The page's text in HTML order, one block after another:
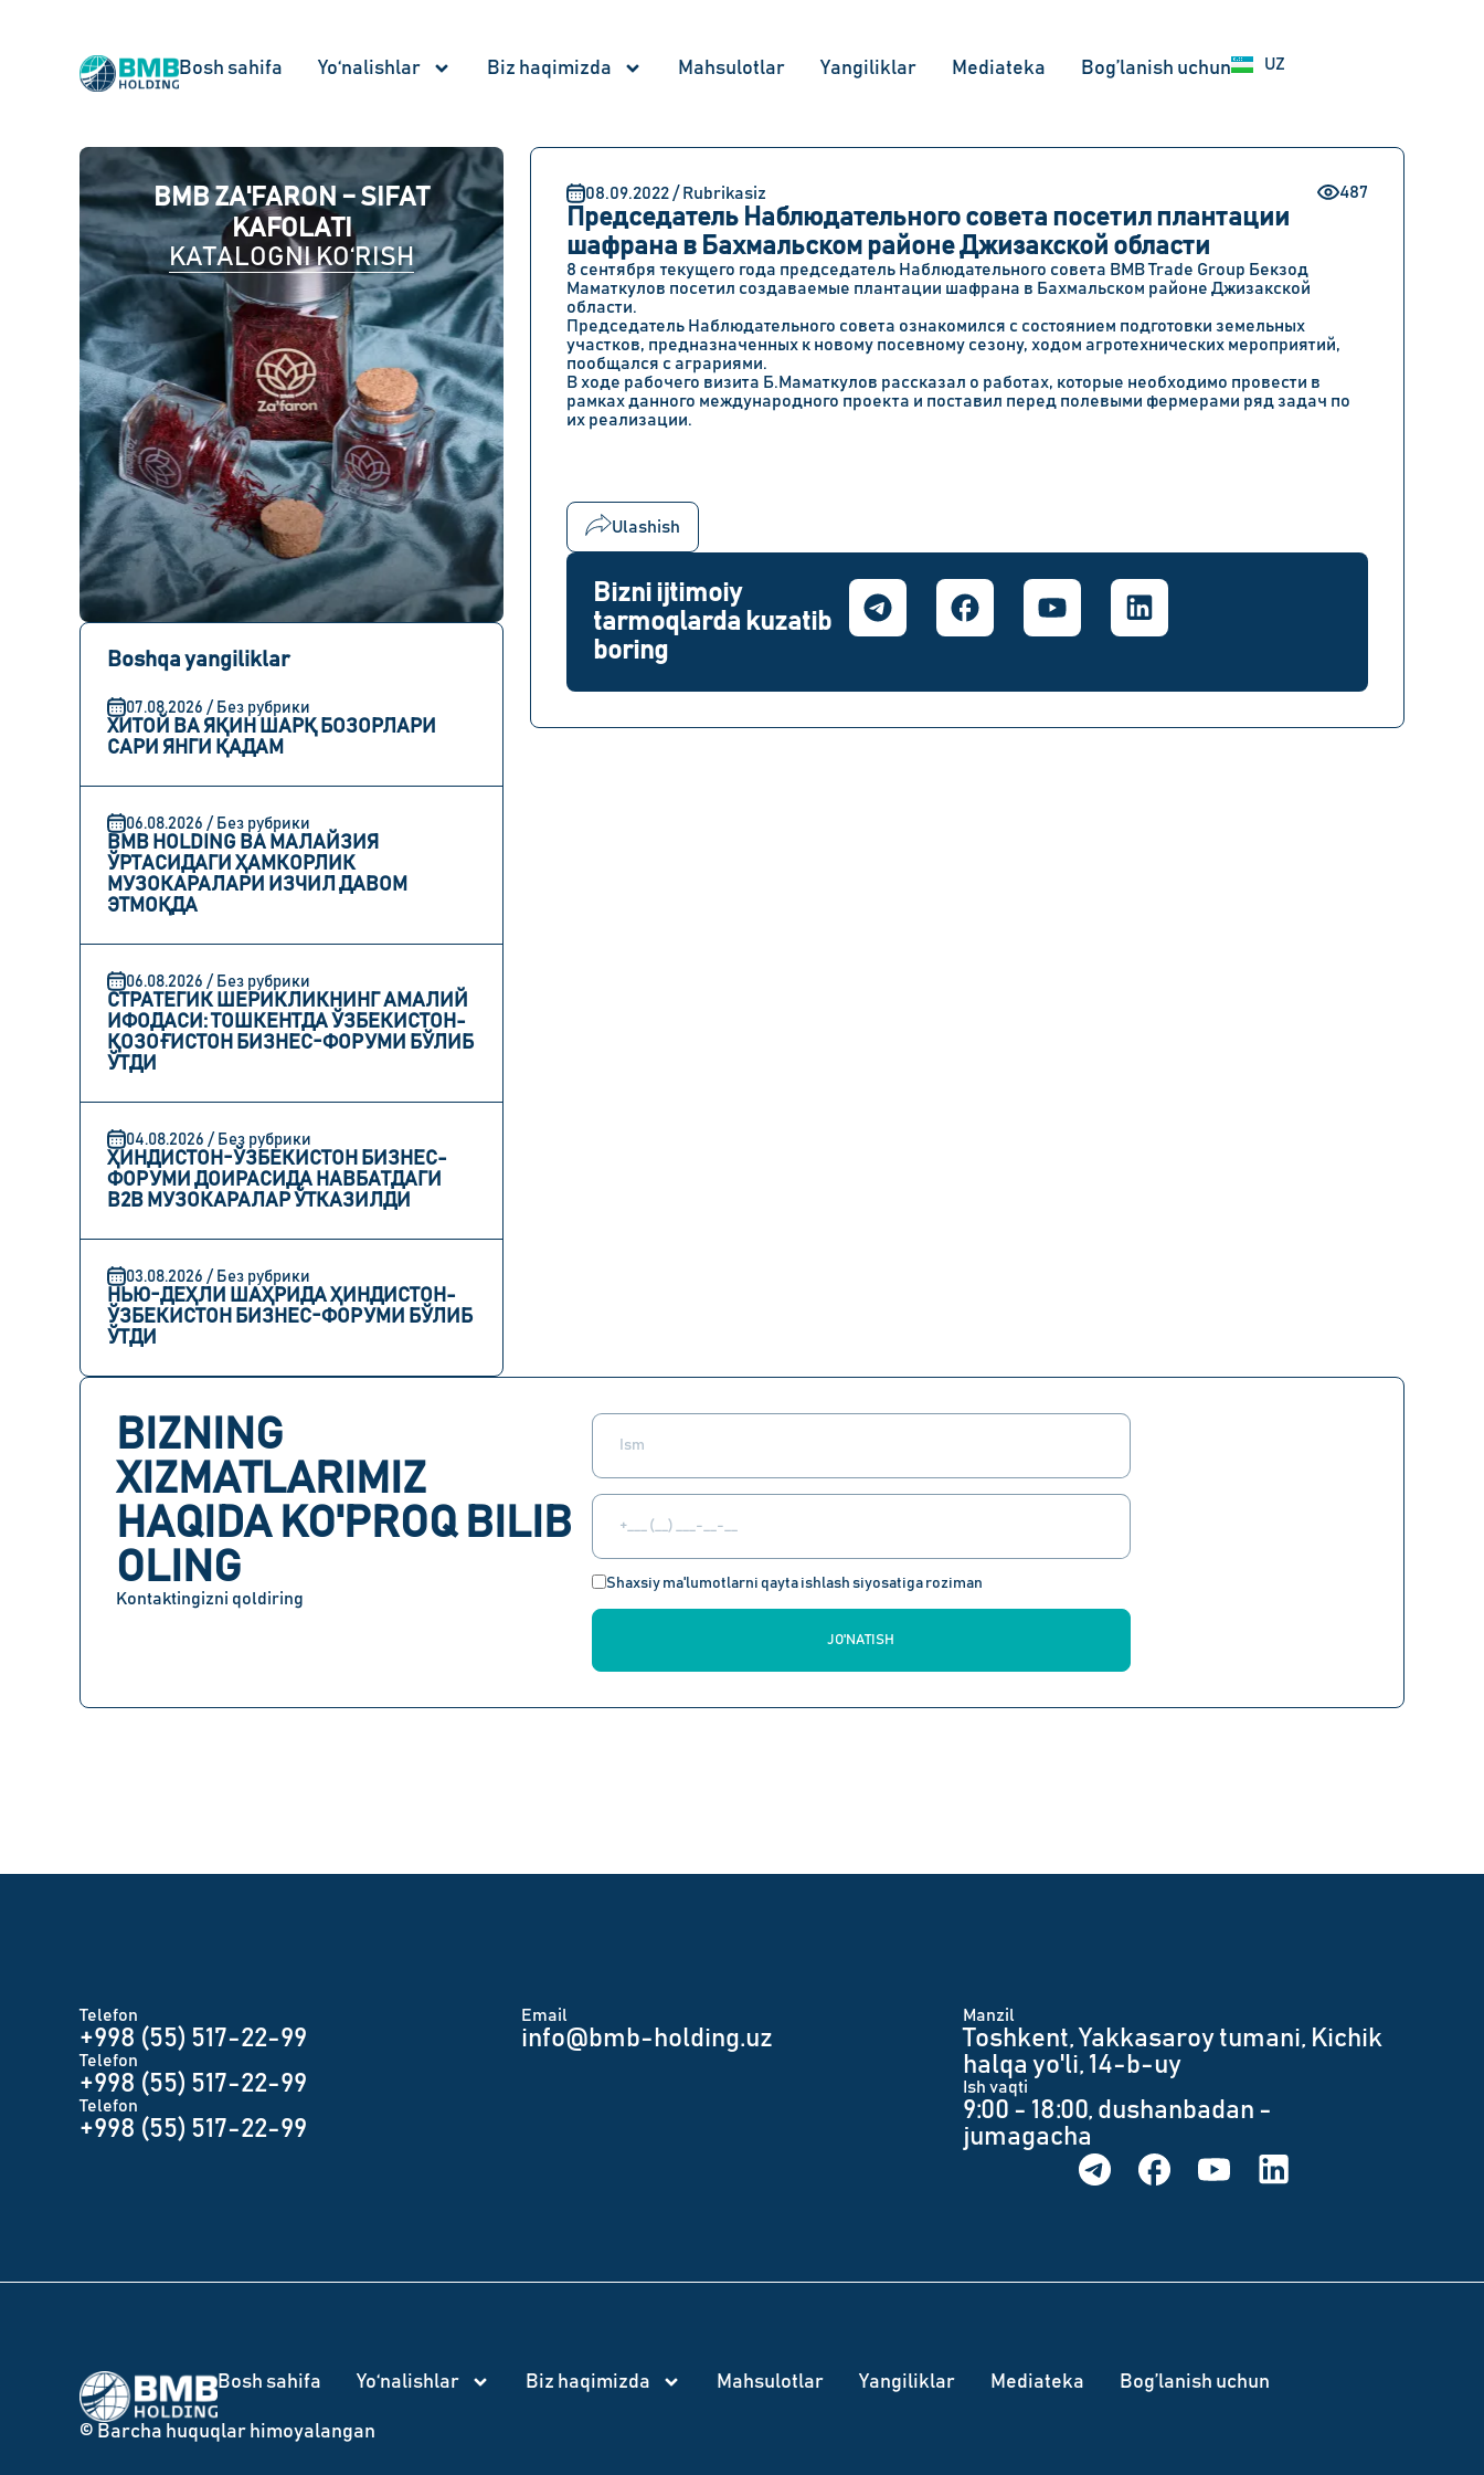
Bosh sahifa Yo‘nalishlar Biz haqimizda Mahsulotlar Yangiliklar Mediateka Bog’lanish uchun UZ
RU
BMB ZA'FARON – SIFAT
KAFOLATI
KATALOGNI KO‘RISH
Boshqa yangiliklar
07.08.2026 / Без рубрики
ХИТОЙ ВА ЯҚИН ШАРҚ БОЗОРЛАРИ
САРИ ЯНГИ ҚАДАМ
06.08.2026 / Без рубрики
BMB HOLDING ВА МАЛАЙЗИЯ
ЎРТАСИДАГИ ҲАМКОРЛИК
МУЗОКАРАЛАРИ ИЗЧИЛ ДАВОМ
ЭТМОҚДА
06.08.2026 / Без рубрики
СТРАТЕГИК ШЕРИКЛИКНИНГ АМАЛИЙ
ИФОДАСИ: ТОШКЕНТДА ЎЗБЕКИСТОН-
ҚОЗОҒИСТОН БИЗНЕС-ФОРУМИ БЎЛИБ
ЎТДИ
04.08.2026 / Без рубрики
ҲИНДИСТОН-ЎЗБЕКИСТОН БИЗНЕС-
ФОРУМИ ДОИРАСИДА НАВБАТДАГИ
B2B МУЗОКАРАЛАР ЎТКАЗИЛДИ
03.08.2026 / Без рубрики
НЬЮ-ДЕҲЛИ ШАҲРИДА ҲИНДИСТОН-
ЎЗБЕКИСТОН БИЗНЕС-ФОРУМИ БЎЛИБ
ЎТДИ
08.09.2022 / Rubrikasiz 487
Председатель Наблюдательного совета посетил плантации
шафрана в Бахмальском районе Джизакской области
8 сентября текущего года председатель Наблюдательного совета BMB Trade Group Бекзод
Маматкулов посетил создаваемые плантации шафрана в Бахмальском районе Джизакской
области.
Председатель Наблюдательного совета ознакомился с состоянием подготовки земельных
участков, предназначенных к новому посевному сезону, ходом агротехнических мероприятий,
пообщался с аграриями.
В ходе рабочего визита Б.Маматкулов рассказал о работах, которые необходимо провести в
рамках данного международного проекта и поставил перед полевыми фермерами ряд задач по
их реализации.
Ulashish
Bizni ijtimoiy
tarmoqlarda kuzatib
boring
BIZNING
XIZMATLARIMIZ
HAQIDA KO'PROQ BILIB
OLING
Kontaktingizni qoldiring
Shaxsiy ma'lumotlarni qayta ishlash siyosatiga roziman
JO'NATISH
Telefon
+998 (55) 517-22-99
Telefon
+998 (55) 517-22-99
Telefon
+998 (55) 517-22-99
Email
info@bmb-holding.uz​
Manzil
Toshkent, Yakkasaroy tumani, Kichik
halqa yo'li, 14-b-uy
Ish vaqti
9:00 - 18:00, dushanbadan -
jumagacha
Bosh sahifa Yo‘nalishlar Biz haqimizda Mahsulotlar Yangiliklar Mediateka Bog’lanish uchun
© Barcha huquqlar himoyalangan